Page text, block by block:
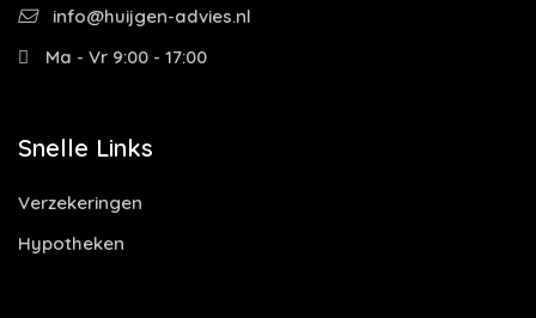
info@huijgen-advies.nl
Ma - Vr 9:00 - 17:00
Snelle Links
Verzekeringen
Hypotheken